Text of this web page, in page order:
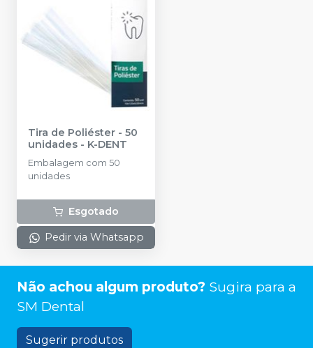
Tira de Poliéster - 50
unidades - K-DENT
Embalagem com 50
unidades
Esgotado
Pedir via Whatsapp
Não achou algum produto? Sugira para a
SM Dental
Sugerir produtos